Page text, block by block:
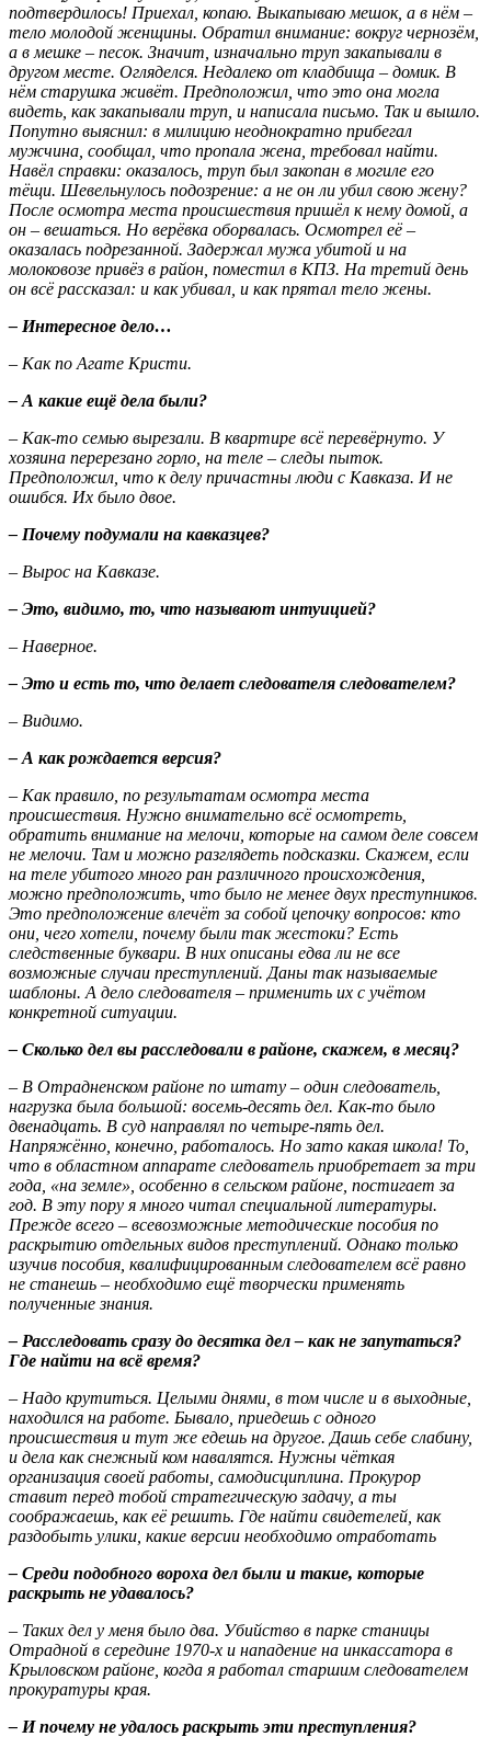
подтвердилось! Приехал, копаю. Выкапываю мешок, а в нём –
тело молодой женщины. Обратил внимание: вокруг чернозём,
а в мешке – песок. Значит, изначально труп закапывали в
другом месте. Огляделся. Недалеко от кладбища – домик. В
нём старушка живёт. Предположил, что это она могла
видеть, как закапывали труп, и написала письмо. Так и вышло.
Попутно выяснил: в милицию неоднократно прибегал
мужчина, сообщал, что пропала жена, требовал найти.
Навёл справки: оказалось, труп был закопан в могиле его
тёщи. Шевельнулось подозрение: а не он ли убил свою жену?
После осмотра места происшествия пришёл к нему домой, а
он – вешаться. Но верёвка оборвалась. Осмотрел её –
оказалась подрезанной. Задержал мужа убитой и на
молоковозе привёз в район, поместил в КПЗ. На третий день
он всё рассказал: и как убивал, и как прятал тело жены.
– Интересное дело…
– Как по Агате Кристи.
– А какие ещё дела были?
– Как-то семью вырезали. В квартире всё перевёрнуто. У
хозяина перерезано горло, на теле – следы пыток.
Предположил, что к делу причастны люди с Кавказа. И не
ошибся. Их было двое.
– Почему подумали на кавказцев?
– Вырос на Кавказе.
– Это, видимо, то, что называют интуицией?
– Наверное.
– Это и есть то, что делает следователя следователем?
– Видимо.
– А как рождается версия?
– Как правило, по результатам осмотра места
происшествия. Нужно внимательно всё осмотреть,
обратить внимание на мелочи, которые на самом деле совсем
не мелочи. Там и можно разглядеть подсказки. Скажем, если
на теле убитого много ран различного происхождения,
можно предположить, что было не менее двух преступников.
Это предположение влечёт за собой цепочку вопросов: кто
они, чего хотели, почему были так жестоки? Есть
следственные буквари. В них описаны едва ли не все
возможные случаи преступлений. Даны так называемые
шаблоны. А дело следователя – применить их с учётом
конкретной ситуации.
– Сколько дел вы расследовали в районе, скажем, в месяц?
– В Отрадненском районе по штату – один следователь,
нагрузка была большой: восемь-десять дел. Как-то было
двенадцать. В суд направлял по четыре-пять дел.
Напряжённо, конечно, работалось. Но зато какая школа! То,
что в областном аппарате следователь приобретает за три
года, «на земле», особенно в сельском районе, постигает за
год. В эту пору я много читал специальной литературы.
Прежде всего – всевозможные методические пособия по
раскрытию отдельных видов преступлений. Однако только
изучив пособия, квалифицированным следователем всё равно
не станешь – необходимо ещё творчески применять
полученные знания.
– Расследовать сразу до десятка дел – как не запутаться?
Где найти на всё время?
– Надо крутиться. Целыми днями, в том числе и в выходные,
находился на работе. Бывало, приедешь с одного
происшествия и тут же едешь на другое. Дашь себе слабину,
и дела как снежный ком навалятся. Нужны чёткая
организация своей работы, самодисциплина. Прокурор
ставит перед тобой стратегическую задачу, а ты
соображаешь, как её решить. Где найти свидетелей, как
раздобыть улики, какие версии необходимо отработать
– Среди подобного вороха дел были и такие, которые
раскрыть не удавалось?
– Таких дел у меня было два. Убийство в парке станицы
Отрадной в середине 1970-х и нападение на инкассатора в
Крыловском районе, когда я работал старшим следователем
прокуратуры края.
– И почему не удалось раскрыть эти преступления?